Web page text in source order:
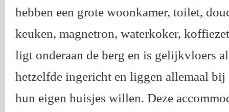
hebben een grote woonkamer, toilet,
keuken, magnetron, waterkoker,
ligt onderaan de berg en is gelijkvloers
hetzelfde ingericht en liggen allemaal
hun eigen huisjes willen. Deze